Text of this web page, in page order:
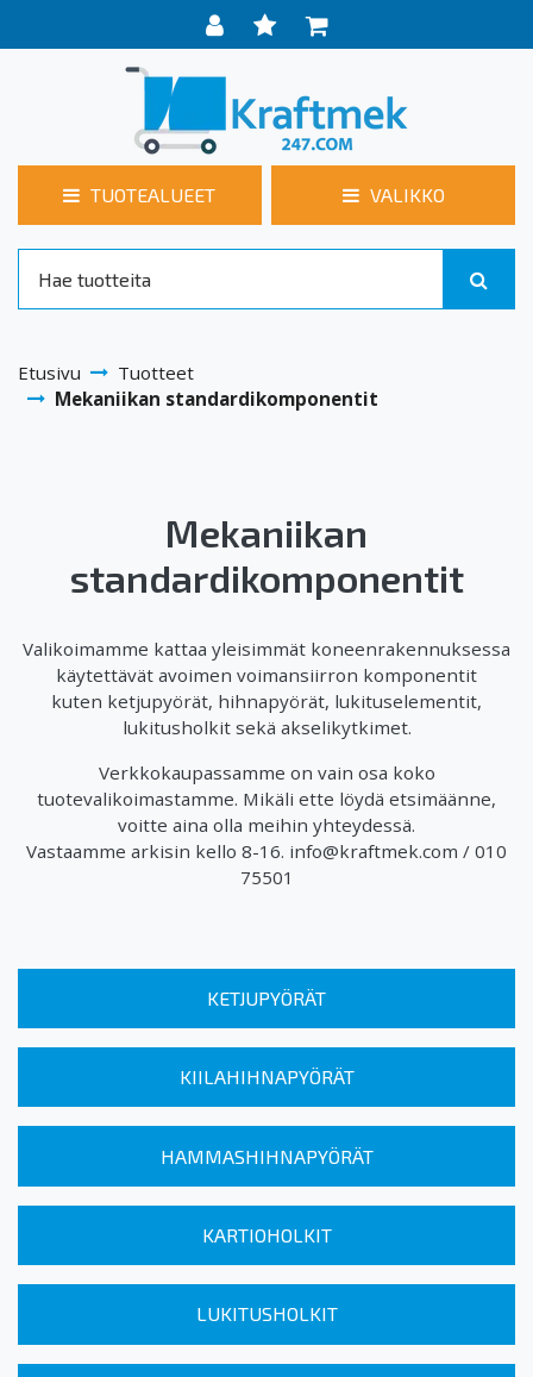
TUOTEALUEET VALIKKO
Etusivu
Tuotteet
Mekaniikan standardikomponentit
Mekaniikan
standardikomponentit
Valikoimamme kattaa yleisimmät koneenrakennuksessa
käytettävät avoimen voimansiirron komponentit
kuten ketjupyörät, hihnapyörät, lukituselementit,
lukitusholkit sekä akselikytkimet.
Verkkokaupassamme on vain osa koko
tuotevalikoimastamme. Mikäli ette löydä etsimäänne,
voitte aina olla meihin yhteydessä.
Vastaamme arkisin kello 8-16. info@kraftmek.com / 010
75501
KETJUPYÖRÄT
KIILAHIHNAPYÖRÄT
HAMMASHIHNAPYÖRÄT
KARTIOHOLKIT
LUKITUSHOLKIT